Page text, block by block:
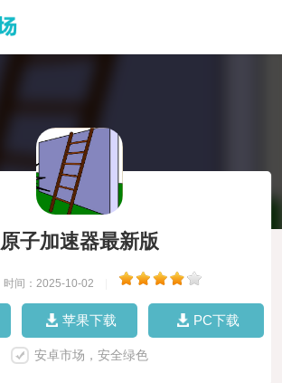
原子加速器最新版
时间：2025-10-02
苹果下载 PC下载
安卓市场，安全绿色